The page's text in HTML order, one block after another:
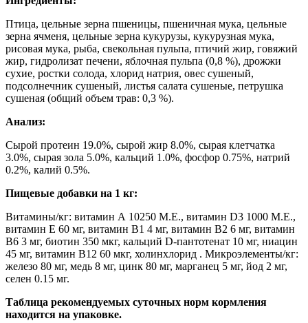
Птица, цельные зерна пшеницы, пшеничная мука, цельные
зерна ячменя, цельные зерна кукурузы, кукурузная мука,
рисовая мука, рыба, свекольная пульпа, птичий жир, говяжий
жир, гидролизат печени, яблочная пульпа (0,8 %), дрожжи
сухие, ростки солода, хлорид натрия, овес сушеный,
подсолнечник сушеный, листья салата сушеные, петрушка
сушеная (общий объем трав: 0,3 %).
Анализ:
Сырой протеин 19.0%, сырой жир 8.0%, сырая клетчатка
3.0%, сырая зола 5.0%, кальций 1.0%, фосфор 0.75%, натрий
0.2%, калий 0.5%.
Пищевые добавки на 1 кг:
Витамины/кг: витамин А 10250 М.E., витамин D3 1000 М.E.,
витамин Е 60 мг, витамин В1 4 мг, витамин В2 6 мг, витамин
В6 3 мг, биотин 350 мкг, кальций D-пантотенат 10 мг, ниацин
45 мг, витамин В12 60 мкг, холинхлорид . Микроэлементы/кг:
железо 80 мг, медь 8 мг, цинк 80 мг, марганец 5 мг, йод 2 мг,
селен 0.15 мг.
Таблица рекомендуемых суточных норм кормления
находится на упаковке.